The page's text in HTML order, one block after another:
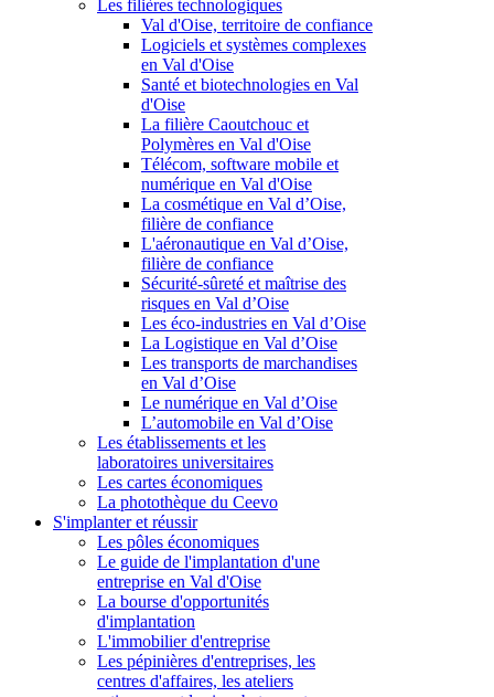
Les filières technologiques
Val d'Oise, territoire de confiance
Logiciels et systèmes complexes
en Val d'Oise
Santé et biotechnologies en Val
d'Oise
La filière Caoutchouc et
Polymères en Val d'Oise
Télécom, software mobile et
numérique en Val d'Oise
La cosmétique en Val d’Oise,
filière de confiance
L'aéronautique en Val d’Oise,
filière de confiance
Sécurité-sûreté et maîtrise des
risques en Val d’Oise
Les éco-industries en Val d’Oise
La Logistique en Val d’Oise
Les transports de marchandises
en Val d’Oise
Le numérique en Val d’Oise
L’automobile en Val d’Oise
Les établissements et les
laboratoires universitaires
Les cartes économiques
La photothèque du Ceevo
S'implanter et réussir
Les pôles économiques
Le guide de l'implantation d'une
entreprise en Val d'Oise
La bourse d'opportunités
d'implantation
L'immobilier d'entreprise
Les pépinières d'entreprises, les
centres d'affaires, les ateliers